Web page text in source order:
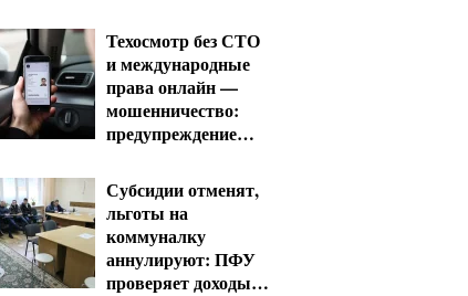
Техосмотр без СТО
и международные
права онлайн —
мошенничество:
предупреждение
Субсидии отменят,
льготы на
коммуналку
аннулируют: ПФУ
проверяет доходы